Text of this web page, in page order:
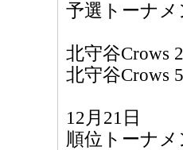
予選トーナ
北守谷Crows
北守谷Crows
12月21日
順位トーナ